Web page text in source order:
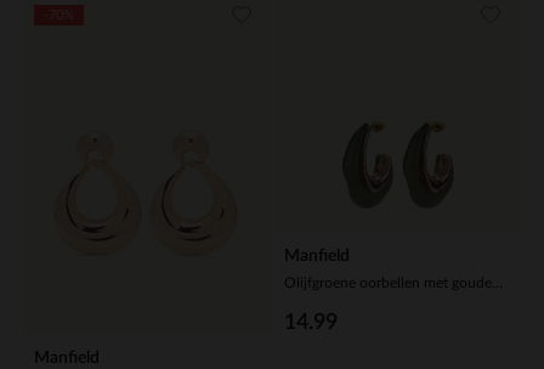
Manfield
Manfield
14.99